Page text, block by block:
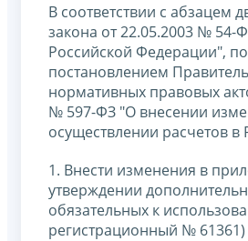
В соответствии с абзацем
закона от 22.05.2003 № 54-
Российской Федерации",
постановлением
нормативных правовых
№ 597-ФЗ "О внесении
осуществлении расчетов
1. Внести изменения в
утверждении
обязательных к
регистрационный №